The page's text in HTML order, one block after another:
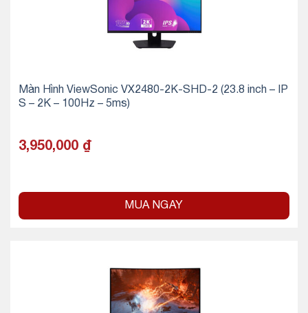
Màn Hình ViewSonic VX2480-2K-SHD-2 (23.8 inch – IP
S – 2K – 100Hz – 5ms)
3,950,000 ₫
MUA NGAY